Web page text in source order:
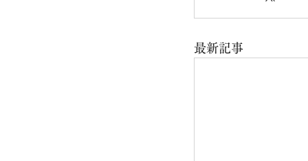
最新記事